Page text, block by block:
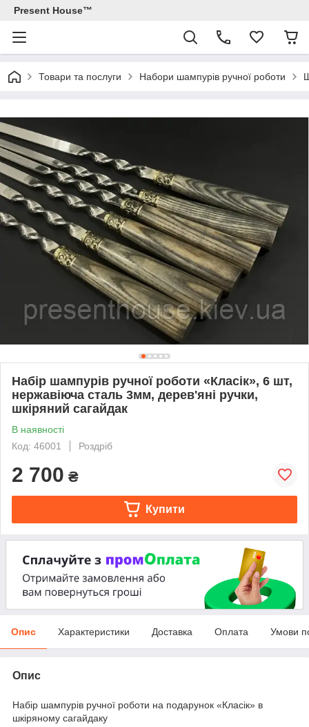
Present House™
Товари та послуги Набори шампурів ручної роботи
Набір шампурів ручної роботи «Класік», 6 шт,
нержавіюча сталь 3мм, дерев'яні ручки,
шкіряний сагайдак
В наявності
Код: 46001
Роздріб
2 700 ₴
Купити
Опис Характеристики Доставка Оплата Умови
Опис
Набір шампурів ручної роботи на подарунок «Класік» в
шкіряному сагайдаку